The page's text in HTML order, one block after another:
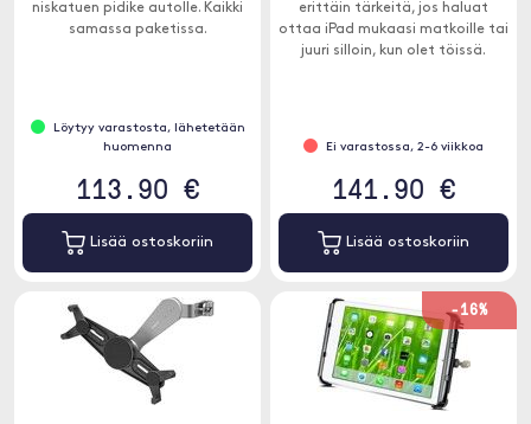
niskatuen pidike autolle. Kaikki
samassa paketissa.
Löytyy varastosta, lähetetään
huomenna
113.90 €
Lisää ostoskoriin
erittäin tärkeitä, jos haluat
ottaa iPad mukaasi matkoille tai
juuri silloin, kun olet töissä.
Ei varastossa, 2-6 viikkoa
141.90 €
Lisää ostoskoriin
-16%